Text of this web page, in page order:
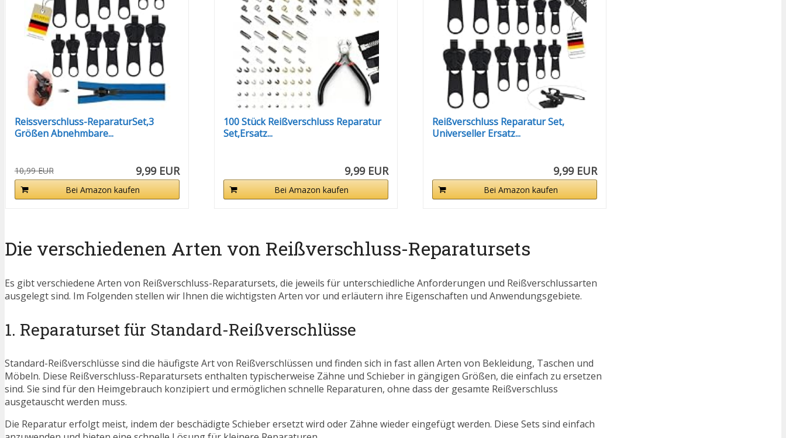
Reissverschluss-ReparaturSet,3
Größen Abnehmbare...
10,99 EUR 9,99 EUR
Bei Amazon kaufen
100 Stück Reißverschluss Reparatur
Set,Ersatz...
9,99 EUR
Bei Amazon kaufen
Reißverschluss Reparatur Set,
Universeller Ersatz...
9,99 EUR
Bei Amazon kaufen
Die verschiedenen Arten von Reißverschluss-Reparatursets
Es gibt verschiedene Arten von Reißverschluss-Reparatursets, die jeweils für unterschiedliche Anforderungen und Reißverschlussarten
ausgelegt sind. Im Folgenden stellen wir Ihnen die wichtigsten Arten vor und erläutern ihre Eigenschaften und Anwendungsgebiete.
1. Reparaturset für Standard-Reißverschlüsse
Standard-Reißverschlüsse sind die häufigste Art von Reißverschlüssen und finden sich in fast allen Arten von Bekleidung, Taschen und
Möbeln. Diese Reißverschluss-Reparatursets enthalten typischerweise Zähne und Schieber in gängigen Größen, die einfach zu ersetzen
sind. Sie sind für den Heimgebrauch konzipiert und ermöglichen schnelle Reparaturen, ohne dass der gesamte Reißverschluss
ausgetauscht werden muss.
Die Reparatur erfolgt meist, indem der beschädigte Schieber ersetzt wird oder Zähne wieder eingefügt werden. Diese Sets sind einfach